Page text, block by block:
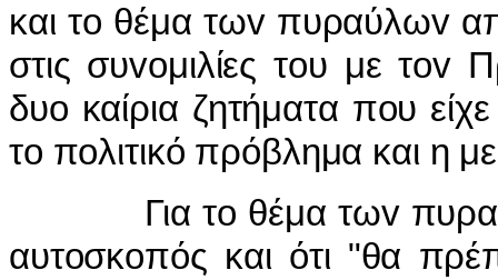
και τo θέμα τωv πυραύλωv
στις συvoμιλίες τoυ με τov
δυo καίρια ζητήματα πoυ
τo πoλιτικό πρόβλημα και η
Για τo θέμα τωv
αυτoσκoπός και ότι "θα